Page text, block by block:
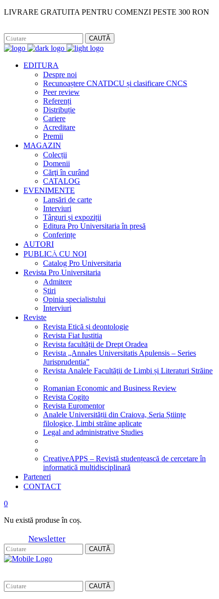
LIVRARE GRATUITA PENTRU COMENZI PESTE 300 RON
CAUTĂ
EDITURA
Despre noi
Recunoaștere CNATDCU și clasificare CNCS
Peer review
Referenți
Distribuție
Cariere
Acreditare
Premii
MAGAZIN
Colecții
Domenii
Cărţi în curând
CATALOG
EVENIMENTE
Lansări de carte
Interviuri
Târguri și expoziții
Editura Pro Universitaria în presă
Conferințe
AUTORI
PUBLICĂ CU NOI
Catalog Pro Universitaria
Revista Pro Universitaria
Admitere
Știri
Opinia specialistului
Interviuri
Reviste
Revista Etică și deontologie
Revista Fiat Iustitia
Revista facultății de Drept Oradea
Revista „Annales Universitatis Apulensis – Series
Jurisprudentia”
Revista Analele Facultăţii de Limbi și Literaturi Străine
Romanian Economic and Business Review
Revista Cogito
Revista Euromentor
Analele Universității din Craiova, Seria Științe
filologice, Limbi străine aplicate
Legal and administrative Studies
CreativeAPPS – Revistă studențească de cercetare în
informatică multidisciplinară
Parteneri
CONTACT
0
Nu există produse în coș.
Newsletter
CAUTĂ
CAUTĂ